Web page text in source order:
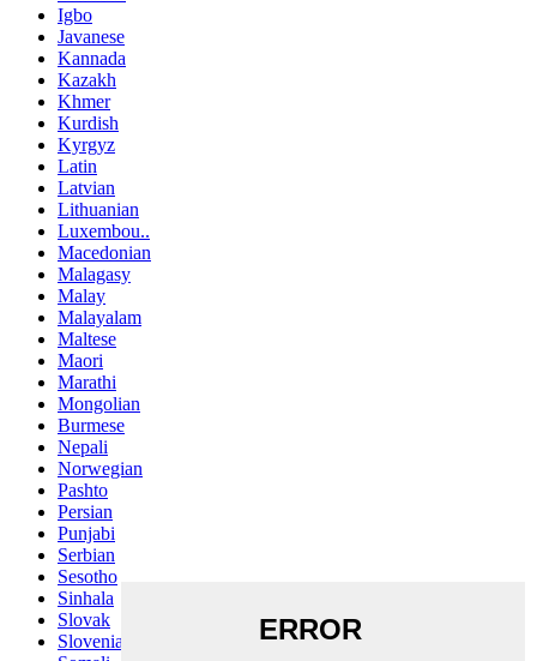
Igbo
Javanese
Kannada
Kazakh
Khmer
Kurdish
Kyrgyz
Latin
Latvian
Lithuanian
Luxembou..
Macedonian
Malagasy
Malay
Malayalam
Maltese
Maori
Marathi
Mongolian
Burmese
Nepali
Norwegian
Pashto
Persian
Punjabi
Serbian
Sesotho
Sinhala
Slovak
Slovenian